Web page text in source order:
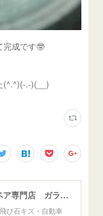
完成です🤓
(^.^)(-.-)(__)
ウインドガラスリペア専門店 ガラスリペア・ヨシダ グラスウェルドジャパン 正規施工店 小松市
び石キズ・自動車